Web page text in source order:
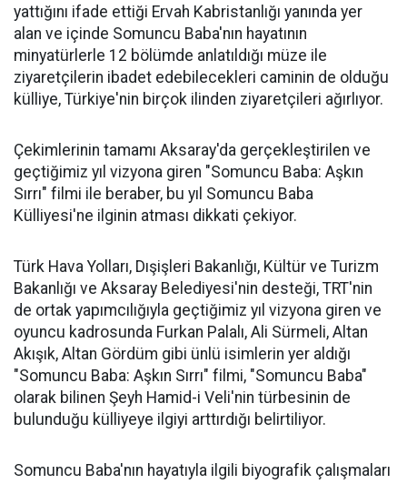
yattığını ifade ettiği Ervah Kabristanlığı yanında yer
alan ve içinde Somuncu Baba'nın hayatının
minyatürlerle 12 bölümde anlatıldığı müze ile
ziyaretçilerin ibadet edebilecekleri caminin de olduğu
külliye, Türkiye'nin birçok ilinden ziyaretçileri ağırlıyor.
Çekimlerinin tamamı Aksaray'da gerçekleştirilen ve
geçtiğimiz yıl vizyona giren "Somuncu Baba: Aşkın
Sırrı" filmi ile beraber, bu yıl Somuncu Baba
Külliyesi'ne ilginin atması dikkati çekiyor.
Türk Hava Yolları, Dışişleri Bakanlığı, Kültür ve Turizm
Bakanlığı ve Aksaray Belediyesi'nin desteği, TRT'nin
de ortak yapımcılığıyla geçtiğimiz yıl vizyona giren ve
oyuncu kadrosunda Furkan Palalı, Ali Sürmeli, Altan
Akışık, Altan Gördüm gibi ünlü isimlerin yer aldığı
"Somuncu Baba: Aşkın Sırrı" filmi, "Somuncu Baba"
olarak bilinen Şeyh Hamid-i Veli'nin türbesinin de
bulunduğu külliyeye ilgiyi arttırdığı belirtiliyor.
Somuncu Baba'nın hayatıyla ilgili biyografik çalışmaları